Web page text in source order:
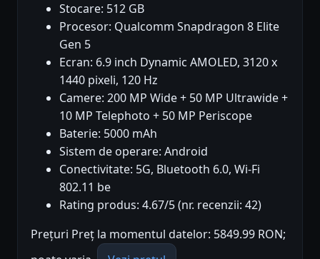
Stocare: 512 GB
Procesor: Qualcomm Snapdragon 8 Elite
Gen 5
Ecran: 6.9 inch Dynamic AMOLED, 3120 x
1440 pixeli, 120 Hz
Camere: 200 MP Wide + 50 MP Ultrawide +
10 MP Telephoto + 50 MP Periscope
Baterie: 5000 mAh
Sistem de operare: Android
Conectivitate: 5G, Bluetooth 6.0, Wi-Fi
802.11 be
Rating produs: 4.67/5 (nr. recenzii: 42)
Prețuri Preț la momentul datelor: 5849.99 RON;